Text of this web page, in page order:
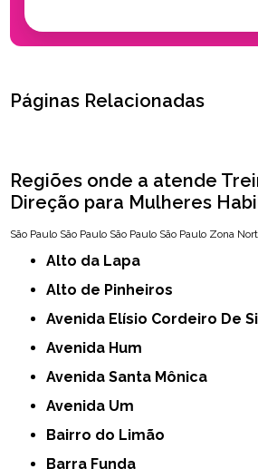
Páginas Relacionadas
Regiões onde a atende
Direção para Mulheres
São Paulo São Paulo São Paulo São Paulo Zona
Alto da Lapa
Alto de Pinheiros
Avenida Elísio Cordeiro De
Avenida Hum
Avenida Santa Mônica
Avenida Um
Bairro do Limão
Barra Funda